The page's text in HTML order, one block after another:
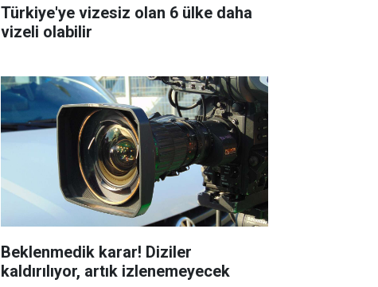
Türkiye'ye vizesiz olan 6 ülke daha
vizeli olabilir
Beklenmedik karar! Diziler
kaldırılıyor, artık izlenemeyecek